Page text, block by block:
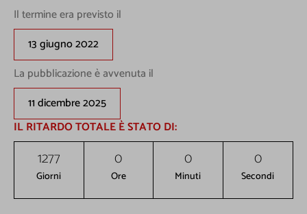
Il termine era previsto il
13 giugno 2022
La pubblicazione è avvenuta il
11 dicembre 2025
IL RITARDO TOTALE È STATO DI:
1277
Giorni
0
Ore
0
Minuti
0
Secondi